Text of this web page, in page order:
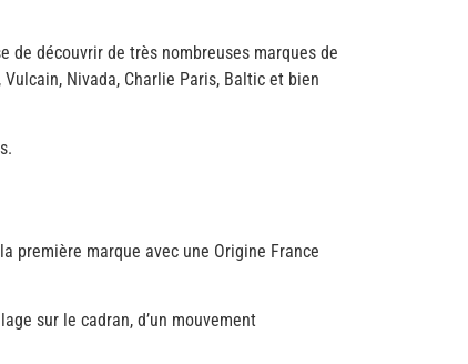
de découvrir de très nombreuses marques de
Nivada, Charlie Paris, Baltic et bien
première marque avec une Origine France
sur le cadran, d’un mouvement